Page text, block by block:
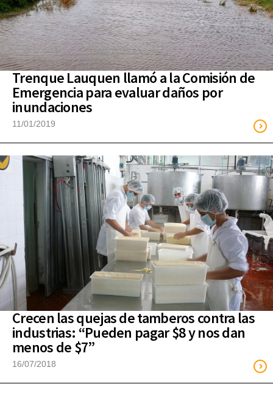
Trenque Lauquen llamó a la Comisión de
Emergencia para evaluar daños por
inundaciones
11/01/2019
Crecen las quejas de tamberos contra las
industrias: “Pueden pagar $8 y nos dan
menos de $7”
16/07/2018